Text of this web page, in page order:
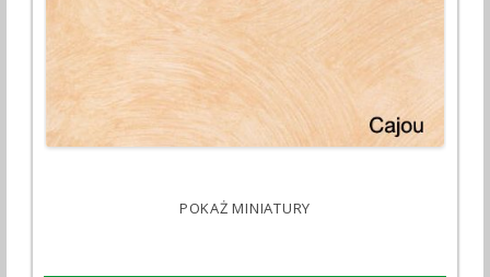
POKAŻ MINIATURY